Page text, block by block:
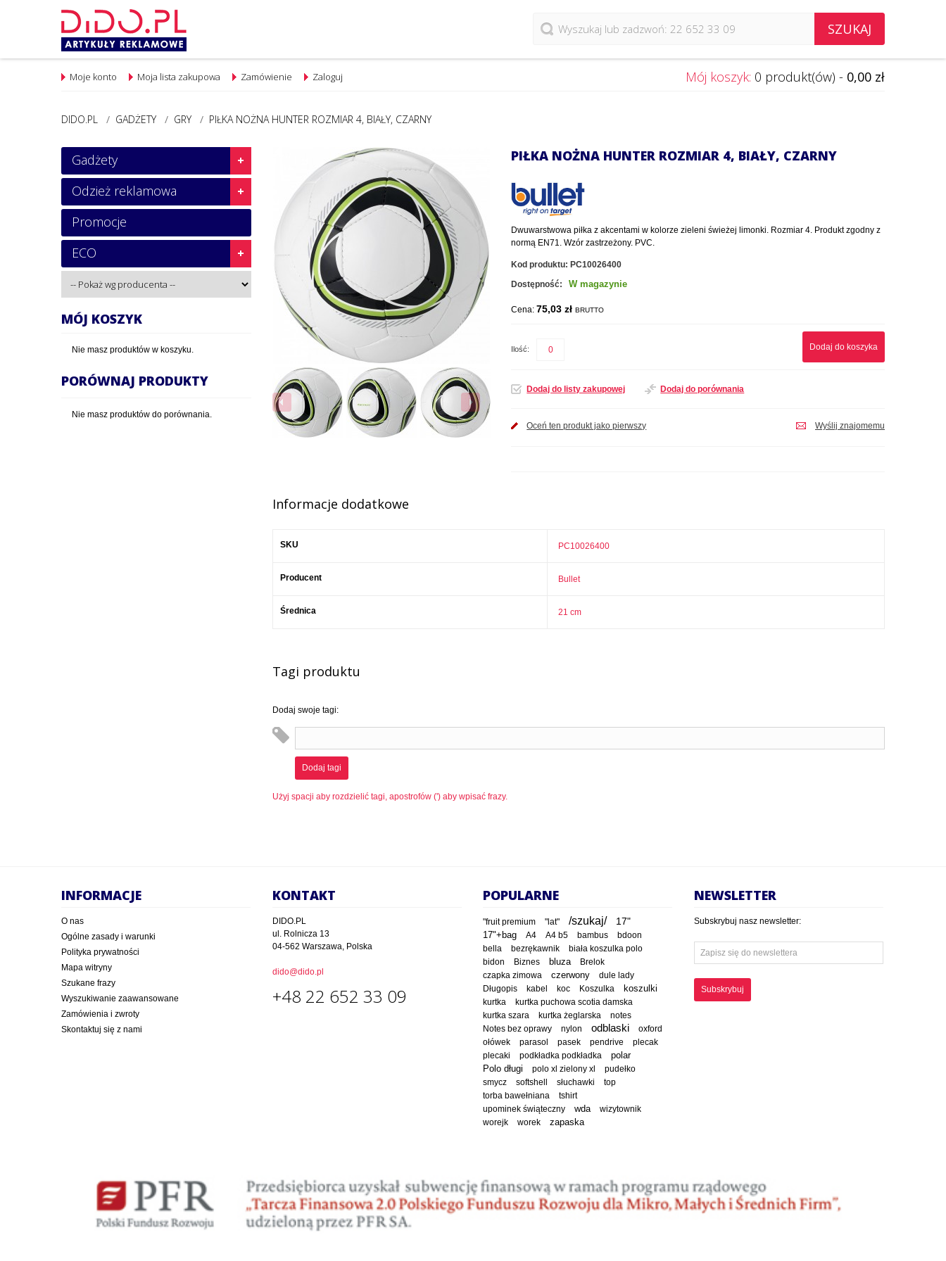
SZUKAJ
Mój koszyk: 0 produkt(ów) - 0,00 zł
Zaloguj
Moje konto Moja lista zakupowa Zamówienie
DIDO.PL / GADŻETY / GRY / PIŁKA NOŻNA HUNTER ROZMIAR 4, BIAŁY, CZARNY
PIŁKA NOŻNA HUNTER ROZMIAR 4, BIAŁY, CZARNY
Dwuwarstwowa piłka z akcentami w kolorze zieleni świeżej limonki. Rozmiar 4. Produkt zgodny z
normą EN71. Wzór zastrzeżony. PVC.
Kod produktu: PC10026400
Dostępność:
W magazynie
Cena:75,03 złBRUTTO
Ilość: Dodaj do koszyka
Dodaj do listy zakupowej Dodaj do porównania
Oceń ten produkt jako pierwszy Wyślij znajomemu
Informacje dodatkowe
SKU PC10026400
Producent Bullet
Średnica 21 cm
Tagi produktu
Dodaj swoje tagi:
Dodaj tagi
Użyj spacji aby rozdzielić tagi, apostrofów (') aby wpisać frazy.
Gadżety
Odzież reklamowa
Promocje
ECO
MÓJ KOSZYK
Nie masz produktów w koszyku.
PORÓWNAJ PRODUKTY
Nie masz produktów do porównania.
INFORMACJE
O nas
Ogólne zasady i warunki
Polityka prywatności
Mapa witryny
Szukane frazy
Wyszukiwanie zaawansowane
Zamówienia i zwroty
Skontaktuj się z nami
KONTAKT
DIDO.PL
ul. Rolnicza 13
04-562 Warszawa, Polska
dido@dido.pl
+48 22 652 33 09
POPULARNE
"fruit premium "lat" /szukaj/ 17"
17"+bag A4 A4 b5 bambus bdoon
bella bezrękawnik
biała koszulka polo
bidon
Biznes bluza
Brelok
czapka zimowa
czerwony
dule lady
Długopis
kabel koc Koszulka
koszulki
kurtka
kurtka puchowa scotia damska
kurtka szara
kurtka żeglarska notes
Notes bez oprawy nylon odblaski
oxford
ołówek
parasol pasek pendrive
plecak
plecaki
podkładka podkładka
polar
Polo długi
polo xl zielony xl pudełko
smycz softshell słuchawki
top
torba bawełniana
tshirt
upominek świąteczny
wda
wizytownik
worejk
worek zapaska
NEWSLETTER
Subskrybuj nasz newsletter:
Subskrybuj